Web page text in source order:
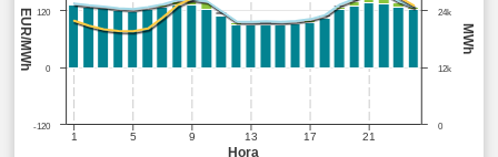
Hora
MWh
EUR/MWh
1 5 9 13 17 21
0
24k
12k
0
-120
120